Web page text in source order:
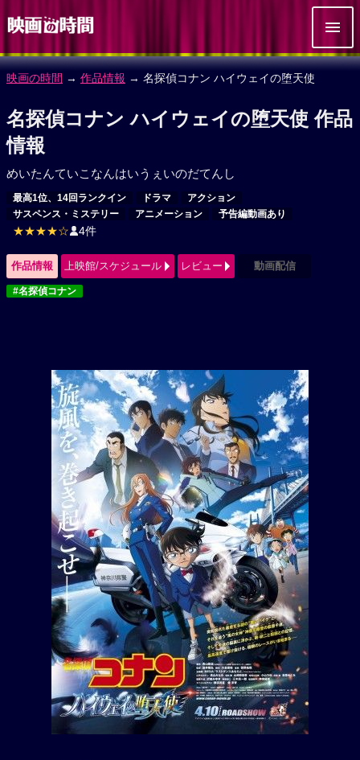
映画の時間 → 作品情報 → 名探偵コナン ハイウェイの堕天使
名探偵コナン ハイウェイの堕天使 作品
情報
めいたんていこなんはいうぇいのだてんし
最高1位、14回ランクイン ドラマ
アクション
サスペンス・ミステリー
アニメーション 予告編動画あり
★★★★☆ 4件
作品情報 上映館/スケジュール レビュー 動画配信
#名探偵コナン